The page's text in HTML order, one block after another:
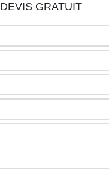
DEVIS GRATUIT